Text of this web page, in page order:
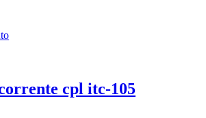
cpl itc-105